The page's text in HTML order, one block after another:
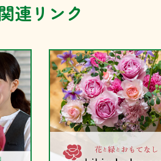
連リンク